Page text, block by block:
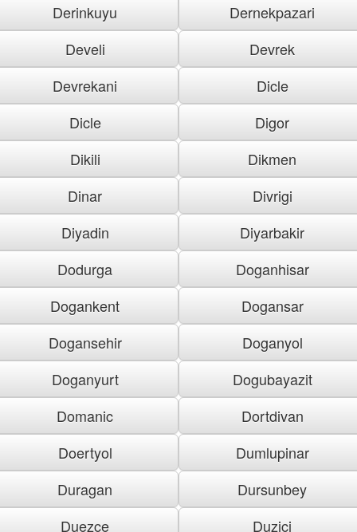
Derinkuyu
Dernekpazari
Develi
Devrek
Devrekani
Dicle
Dicle
Digor
Dikili
Dikmen
Dinar
Divrigi
Diyadin
Diyarbakir
Dodurga
Doganhisar
Dogankent
Dogansar
Dogansehir
Doganyol
Doganyurt
Dogubayazit
Domanic
Dortdivan
Doertyol
Dumlupinar
Duragan
Dursunbey
Duezce
Duzici